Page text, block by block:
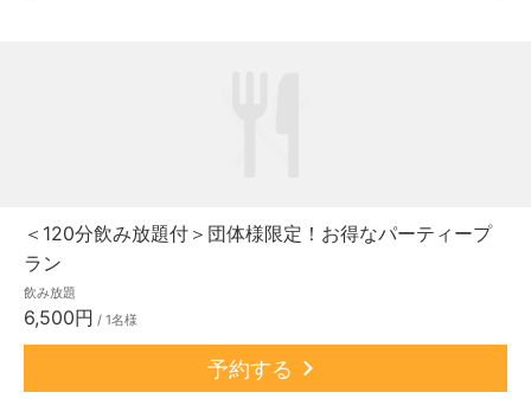
＜120分飲み放題付＞団体様限定！お得なパーティープ
ラン
飲み放題
6,500円 / 1名様
予約する